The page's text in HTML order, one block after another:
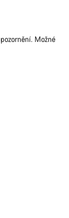
Možné